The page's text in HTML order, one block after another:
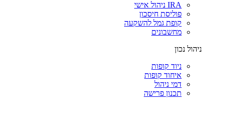
IRA ניהול אישי
פוליסת חיסכון
קופת גמל להשקעה
מחשבונים
ניהול נכון
ניוד קופות
איחוד קופות
דמי ניהול
תכנון פרישה